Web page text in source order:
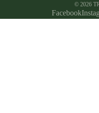
© 2026
Facebook